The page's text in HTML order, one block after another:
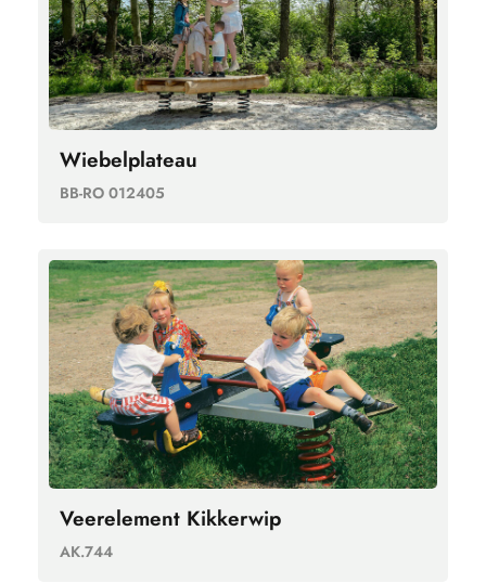
Wiebelplateau
BB-RO 012405
Veerelement Kikkerwip
AK.744